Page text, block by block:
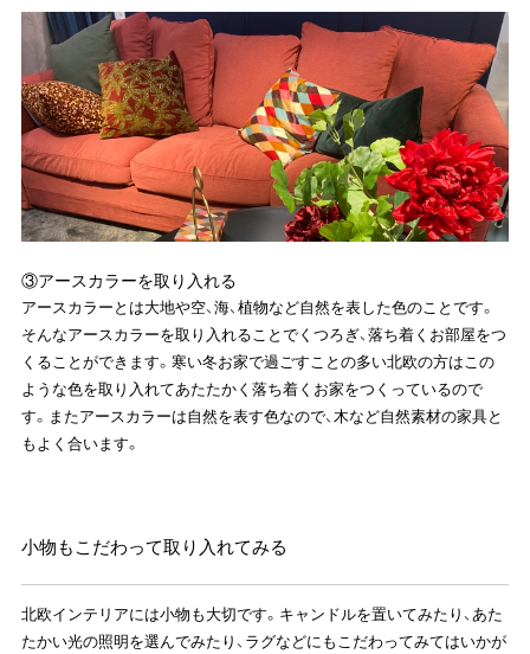
③アースカラーを取り入れる
アースカラーとは大地や空、海、植物など自然を表した色のことです。
そんなアースカラーを取り入れることでくつろぎ、落ち着くお部屋をつ
くることができます。寒い冬お家で過ごすことの多い北欧の方はこの
ような色を取り入れてあたたかく落ち着くお家をつくっているので
す。またアースカラーは自然を表す色なので、木など自然素材の家具と
もよく合います。
小物もこだわって取り入れてみる
北欧インテリアには小物も大切です。キャンドルを置いてみたり、あた
たかい光の照明を選んでみたり、ラグなどにもこだわってみてはいかが